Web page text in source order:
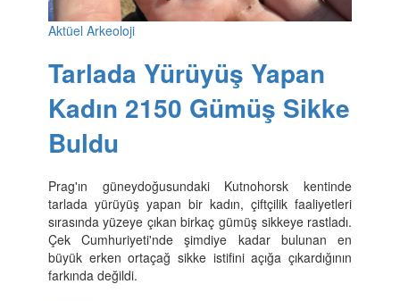
Aktüel Arkeoloji
Tarlada Yürüyüş Yapan
Kadın 2150 Gümüş Sikke
Buldu
Prag'ın güneydoğusundaki Kutnohorsk kentinde
tarlada yürüyüş yapan bir kadın, çiftçilik faaliyetleri
sırasında yüzeye çıkan birkaç gümüş sikkeye rastladı.
Çek Cumhuriyeti'nde şimdiye kadar bulunan en
büyük erken ortaçağ sikke istifini açığa çıkardığının
farkında değildi.